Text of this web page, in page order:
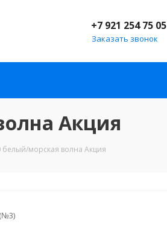
+7 921 254 75 05
Заказать звонок
Акция
белый/морская волна Акция